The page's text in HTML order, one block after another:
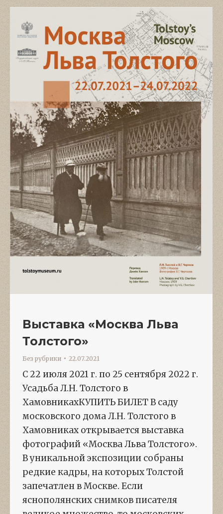
Выставка «Москва Льва
Толстого»
Без рубрики 22.07.2021
С 22 июля 2021 г. по 25 сентября 2022 г.
Усадьба Л.Н. Толстого в
ХамовникахКУПИТЬ БИЛЕТ В саду
московского дома Л.Н. Толстого в
Хамовниках открывается выставка
фотографий «Москва Льва Толстого».
В уникальной экспозиции собраны
редкие кадры, на которых Толстой
запечатлен в Москве. Если
яснополянских снимков писателя